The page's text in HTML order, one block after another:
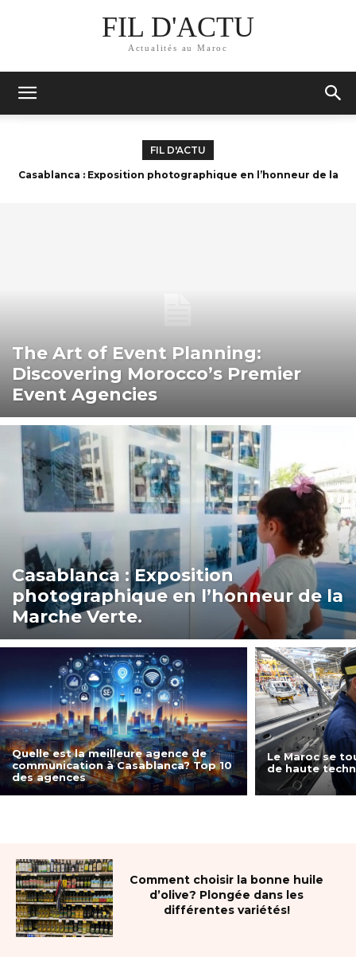
FIL D'ACTU
Actualités au Maroc
FIL D'ACTU
Quelle est la meilleure agence de communication à
The Art of Event Planning:
Discovering Morocco’s Premier
Event Agencies
Casablanca : Exposition
photographique en l’honneur de la
Marche Verte.
Quelle est la meilleure agence de
communication à Casablanca? Top 10
des agences
Le Maroc se
de haute
Comment choisir la bonne huile
d’olive? Plongée dans les
différentes variétés!